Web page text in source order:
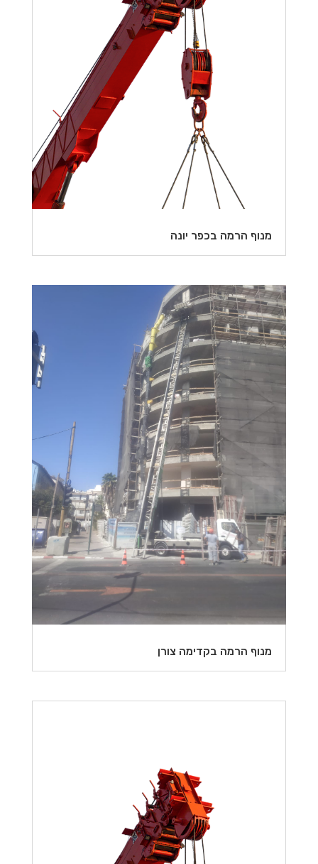
מנוף הרמה בכפר יונה
מנוף הרמה בקדימה צורן